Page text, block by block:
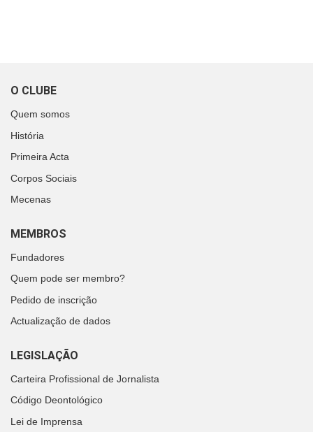
O CLUBE
Quem somos
História
Primeira Acta
Corpos Sociais
Mecenas
MEMBROS
Fundadores
Quem pode ser membro?
Pedido de inscrição
Actualização de dados
LEGISLAÇÃO
Carteira Profissional de Jornalista
Código Deontológico
Lei de Imprensa